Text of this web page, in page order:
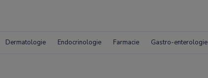
Dermatologie Endocrinologie Farmacie Gastro-enterologie